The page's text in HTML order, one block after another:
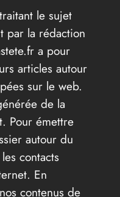
le sujet
par la rédaction
a pour
articles autour
sur le web.
de la
Pour émettre
autour du
contacts
En
contenus de